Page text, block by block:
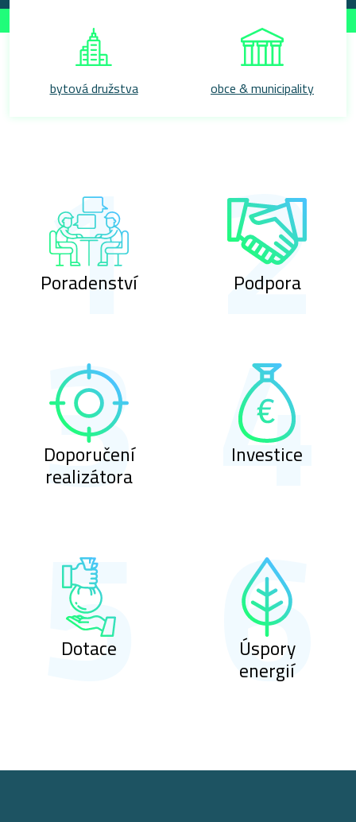
bytová družstva obce & municipality
Poradenství Podpora
Doporučení
realizátora
Investice
Dotace Úspory
energií